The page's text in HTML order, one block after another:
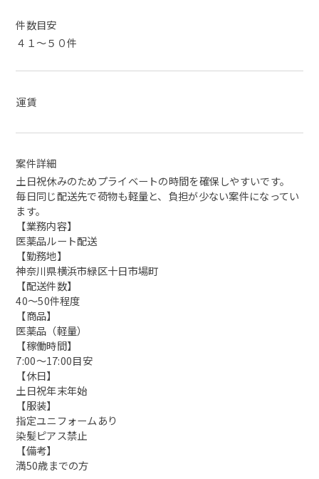
件数目安
４１～５０件
運賃
案件詳細
土日祝休みのためプライベートの時間を確保しやすいです。
毎日同じ配送先で荷物も軽量と、負担が少ない案件になってい
ます。
【業務内容】
医薬品ルート配送
【勤務地】
神奈川県横浜市緑区十日市場町
【配送件数】
40〜50件程度
【商品】
医薬品（軽量）
【稼働時間】
7:00〜17:00目安
【休日】
土日祝年末年始
【服装】
指定ユニフォームあり
染髪ピアス禁止
【備考】
満50歳までの方